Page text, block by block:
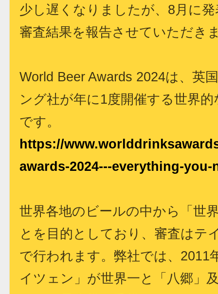
少し遅くなりましたが、8月に
審査結果を報告させていただき
World Beer Awards 2024は、英
ング社が年に1度開催する世界
です。
https://
awards-2024---everything-you-
世界各地のビールの中から「世
とを目的としており、審査はテ
で行われます。弊社では、2011
イツェン」が世界一と「八郷」